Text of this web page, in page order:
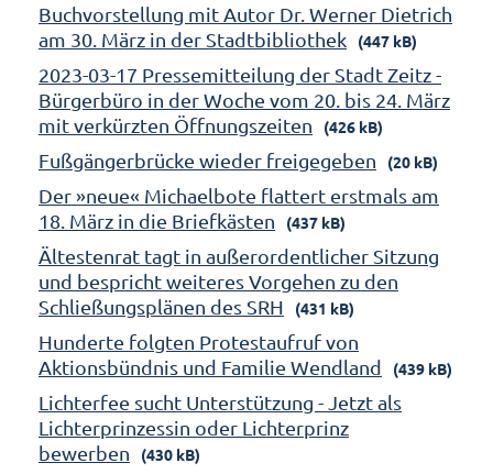
Buchvorstellung mit Autor Dr. Werner Dietrich
am 30. März in der Stadtbibliothek
(447 kB)
2023-03-17 Pressemitteilung der Stadt Zeitz -
Bürgerbüro in der Woche vom 20. bis 24. März
mit verkürzten Öffnungszeiten
(426 kB)
Fußgängerbrücke wieder freigegeben (20 kB)
Der »neue« Michaelbote flattert erstmals am
18. März in die Briefkästen
(437 kB)
Ältestenrat tagt in außerordentlicher Sitzung
und bespricht weiteres Vorgehen zu den
Schließungsplänen des SRH
(431 kB)
Hunderte folgten Protestaufruf von
Aktionsbündnis und Familie Wendland
(439 kB)
Lichterfee sucht Unterstützung - Jetzt als
Lichterprinzessin oder Lichterprinz
bewerben
(430 kB)